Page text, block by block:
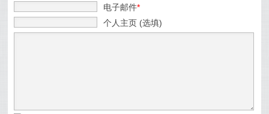
电子邮件*
个人主页 (选填)